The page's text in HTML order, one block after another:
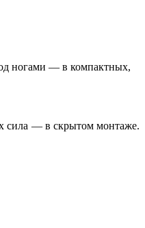
ногами — в компактных,
сила — в скрытом монтаже.